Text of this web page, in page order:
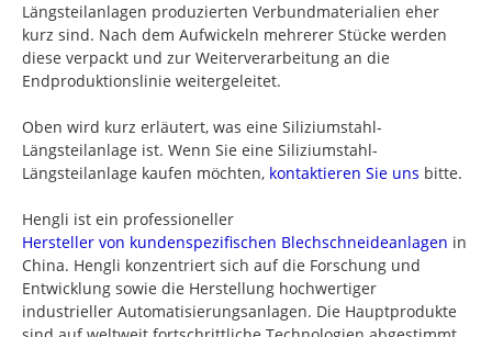
Längsteilanlagen produzierten Verbundmaterialien eher
kurz sind. Nach dem Aufwickeln mehrerer Stücke werden
diese verpackt und zur Weiterverarbeitung an die
Endproduktionslinie weitergeleitet.
Oben wird kurz erläutert, was eine Siliziumstahl-
Längsteilanlage ist. Wenn Sie eine Siliziumstahl-
Längsteilanlage kaufen möchten, kontaktieren Sie uns bitte.
Hengli ist ein professioneller
Hersteller von kundenspezifischen Blechschneideanlagen in
China. Hengli konzentriert sich auf die Forschung und
Entwicklung sowie die Herstellung hochwertiger
industrieller Automatisierungsanlagen. Die Hauptprodukte